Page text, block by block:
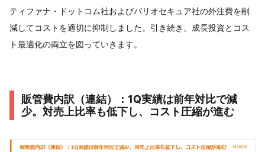
ティファナ・ドットコム社およびバリオセキュア社の外注費を削
減してコストを適切に抑制しました。引き続き、成長投資とコス
ト最適化の両立を図っていきます。
販管費内訳（連結）：1Q実績は前年対比で減
少。対売上比率も低下し、コスト圧縮が進む